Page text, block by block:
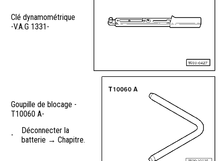
Clé dynamométrique
-V.A.G 1331-
Goupille de blocage -
T10060 A-
-
Déconnecter la
batterie → Chapitre.